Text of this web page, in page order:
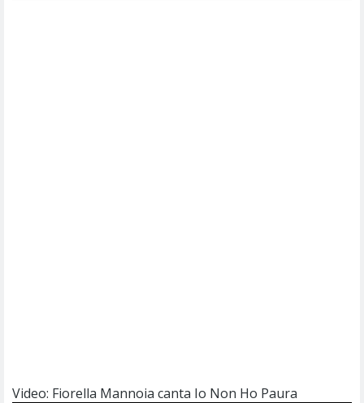
Video: Fiorella Mannoia canta Io Non Ho Paura